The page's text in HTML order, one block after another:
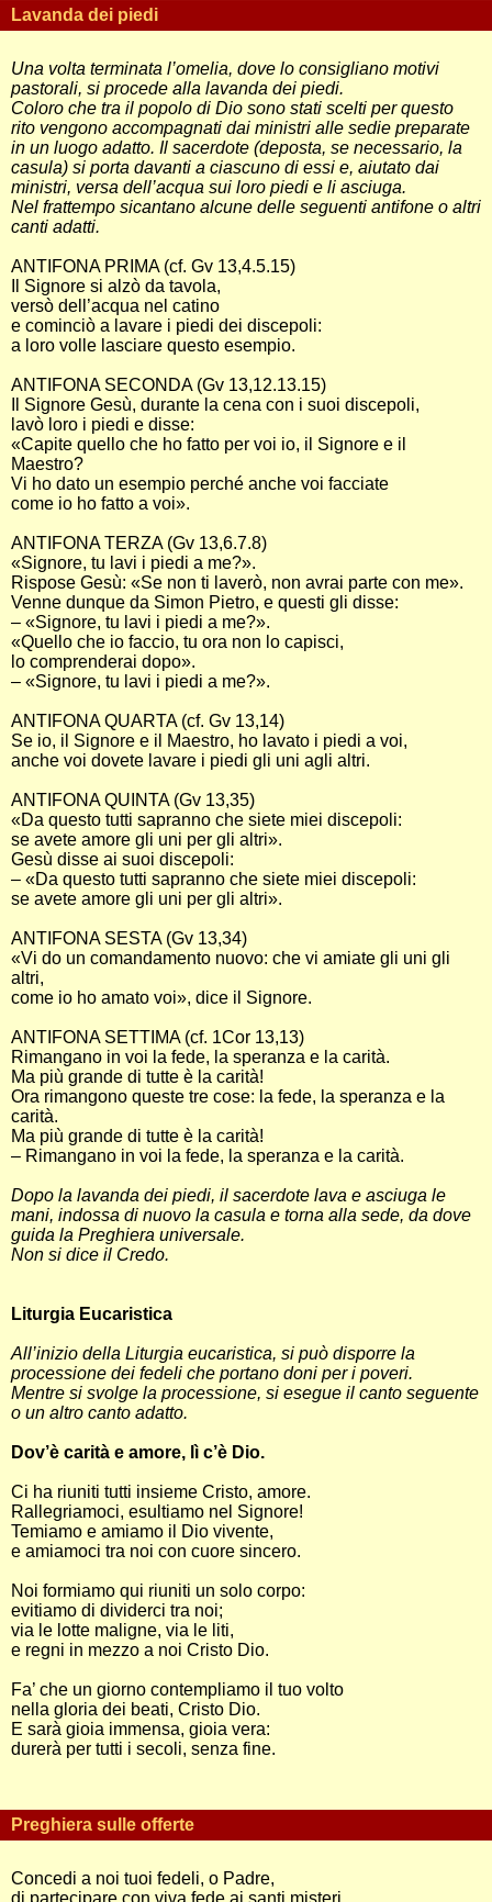
Lavanda dei piedi
Una volta terminata l’omelia, dove lo consigliano motivi
pastorali, si procede alla lavanda dei piedi.
Coloro che tra il popolo di Dio sono stati scelti per questo
rito vengono accompagnati dai ministri alle sedie preparate
in un luogo adatto. Il sacerdote (deposta, se necessario, la
casula) si porta davanti a ciascuno di essi e, aiutato dai
ministri, versa dell’acqua sui loro piedi e li asciuga.
Nel frattempo sicantano alcune delle seguenti antifone o altri
canti adatti.
ANTIFONA PRIMA (cf. Gv 13,4.5.15)
Il Signore si alzò da tavola,
versò dell’acqua nel catino
e cominciò a lavare i piedi dei discepoli:
a loro volle lasciare questo esempio.
ANTIFONA SECONDA (Gv 13,12.13.15)
Il Signore Gesù, durante la cena con i suoi discepoli,
lavò loro i piedi e disse:
«Capite quello che ho fatto per voi io, il Signore e il
Maestro?
Vi ho dato un esempio perché anche voi facciate
come io ho fatto a voi».
ANTIFONA TERZA (Gv 13,6.7.8)
«Signore, tu lavi i piedi a me?».
Rispose Gesù: «Se non ti laverò, non avrai parte con me».
Venne dunque da Simon Pietro, e questi gli disse:
– «Signore, tu lavi i piedi a me?».
«Quello che io faccio, tu ora non lo capisci,
lo comprenderai dopo».
– «Signore, tu lavi i piedi a me?».
ANTIFONA QUARTA (cf. Gv 13,14)
Se io, il Signore e il Maestro, ho lavato i piedi a voi,
anche voi dovete lavare i piedi gli uni agli altri.
ANTIFONA QUINTA (Gv 13,35)
«Da questo tutti sapranno che siete miei discepoli:
se avete amore gli uni per gli altri».
Gesù disse ai suoi discepoli:
– «Da questo tutti sapranno che siete miei discepoli:
se avete amore gli uni per gli altri».
ANTIFONA SESTA (Gv 13,34)
«Vi do un comandamento nuovo: che vi amiate gli uni gli
altri,
come io ho amato voi», dice il Signore.
ANTIFONA SETTIMA (cf. 1Cor 13,13)
Rimangano in voi la fede, la speranza e la carità.
Ma più grande di tutte è la carità!
Ora rimangono queste tre cose: la fede, la speranza e la
carità.
Ma più grande di tutte è la carità!
– Rimangano in voi la fede, la speranza e la carità.
Dopo la lavanda dei piedi, il sacerdote lava e asciuga le
mani, indossa di nuovo la casula e torna alla sede, da dove
guida la Preghiera universale.
Non si dice il Credo.
Liturgia Eucaristica
All’inizio della Liturgia eucaristica, si può disporre la
processione dei fedeli che portano doni per i poveri.
Mentre si svolge la processione, si esegue il canto seguente
o un altro canto adatto.
Dov’è carità e amore, lì c’è Dio.
Ci ha riuniti tutti insieme Cristo, amore.
Rallegriamoci, esultiamo nel Signore!
Temiamo e amiamo il Dio vivente,
e amiamoci tra noi con cuore sincero.
Noi formiamo qui riuniti un solo corpo:
evitiamo di dividerci tra noi;
via le lotte maligne, via le liti,
e regni in mezzo a noi Cristo Dio.
Fa’ che un giorno contempliamo il tuo volto
nella gloria dei beati, Cristo Dio.
E sarà gioia immensa, gioia vera:
durerà per tutti i secoli, senza fine.
Preghiera sulle offerte
Concedi a noi tuoi fedeli, o Padre,